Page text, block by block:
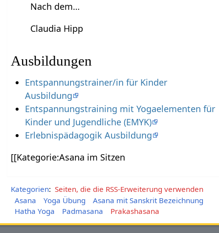
Nach dem…
Claudia Hipp
Ausbildungen
Entspannungstrainer/in für Kinder
Ausbildung
Entspannungstraining mit Yogaelementen für
Kinder und Jugendliche (EMYK)
Erlebnispädagogik Ausbildung
[[Kategorie:Asana im Sitzen
Kategorien: Seiten, die die RSS-Erweiterung verwenden
Asana
Yoga Übung
Asana mit Sanskrit Bezeichnung
Hatha Yoga
Padmasana Prakashasana